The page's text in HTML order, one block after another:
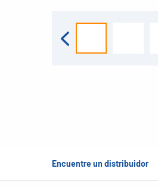
Encuentre un distribuidor